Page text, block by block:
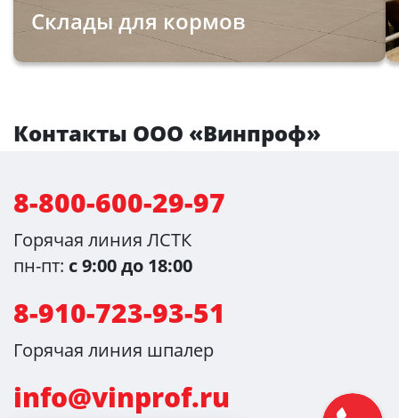
Склады для кормов
Контакты ООО «Винпроф»
8-800-600-29-97
Горячая линия ЛСТК
пн-пт: с 9:00 до 18:00
8-910-723-93-51
Горячая линия шпалер
info@vinprof.ru